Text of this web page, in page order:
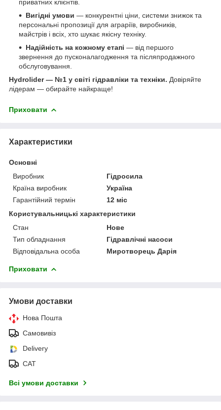
приватних клієнтів.
Вигідні умови — конкурентні ціни, системи знижок та
персональні пропозиції для аграріїв, виробників,
майстрів і всіх, хто шукає якісну техніку.
Надійність на кожному етапі — від першого
звернення до пусконалагодження та післяпродажного
обслуговування.
Hydrolider — №1 у світі гідравліки та техніки. Довіряйте
лідерам — обирайте найкраще!
Приховати
Характеристики
Основні
Виробник
Гідросила
Країна виробник
Україна
Гарантійний термін
12 міс
Користувальницькі характеристики
Стан
Нове
Тип обладнання
Гідравлічні насоси
Відповідальна особа
Миротворець Дарія
Приховати
Умови доставки
Нова Пошта
Самовивіз
Delivery
САТ
Всі умови доставки